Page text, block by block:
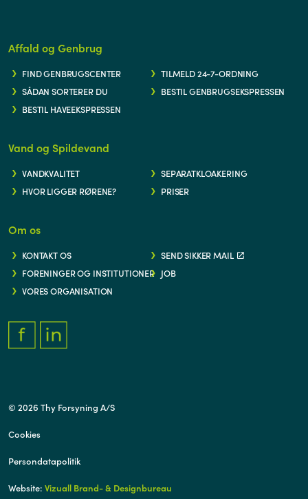
Affald og Genbrug
FIND GENBRUGSCENTER
TILMELD 24-7-ORDNING
SÅDAN SORTERER DU
BESTIL GENBRUGSEKSPRESSEN
BESTIL HAVEEKSPRESSEN
Vand og Spildevand
VANDKVALITET
SEPARATKLOAKERING
HVOR LIGGER RØRENE?
PRISER
Om os
KONTAKT OS
SEND SIKKER MAIL
FORENINGER OG INSTITUTIONER JOB
VORES ORGANISATION
© 2026 Thy Forsyning A/S
Cookies
Persondatapolitik
Website: Vizuall Brand- & Designbureau